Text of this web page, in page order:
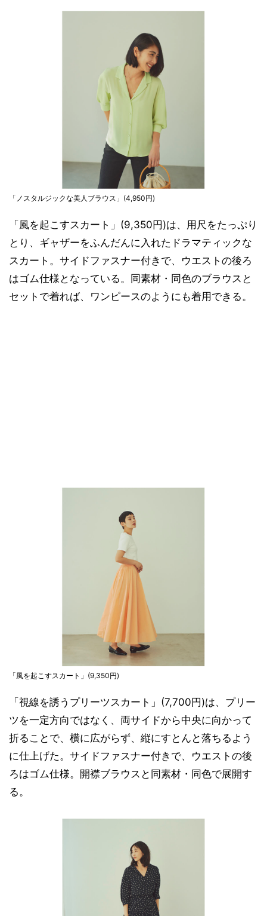
「ノスタルジックな美人ブラウス」(4,950円)
「風を起こすスカート」(9,350円)は、用尺をたっぷり
とり、ギャザーをふんだんに入れたドラマティックな
スカート。サイドファスナー付きで、ウエストの後ろ
はゴム仕様となっている。同素材・同色のブラウスと
セットで着れば、ワンピースのようにも着用できる。
「風を起こすスカート」(9,350円)
「視線を誘うプリーツスカート」(7,700円)は、プリー
ツを一定方向ではなく、両サイドから中央に向かって
折ることで、横に広がらず、縦にすとんと落ちるよう
に仕上げた。サイドファスナー付きで、ウエストの後
ろはゴム仕様。開襟ブラウスと同素材・同色で展開す
る。